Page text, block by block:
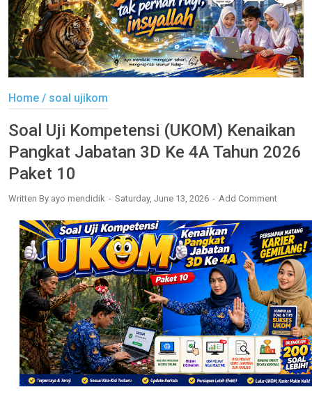
Home / soal ujikom
Soal Uji Kompetensi (UKOM) Kenaikan
Pangkat Jabatan 3D Ke 4A Tahun 2026
Paket 10
Written By ayo mendidik Saturday, June 13, 2026 Add Comment